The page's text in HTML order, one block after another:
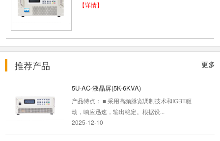
【详情】
更多
推荐产品
2025-12-04
5U-AC-液晶屏(5K-6KVA)
产品特点： ■ 采用高频脉宽调制技术和IGBT驱
动，响应迅速，输出稳定。根据设...
2025-12-10